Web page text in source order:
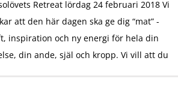
Retreat lördag 24 februari 2018 Vi
att den här dagen ska ge dig “mat” -
inspiration och ny energi för hela din
din ande, själ och kropp. Vi vill att du